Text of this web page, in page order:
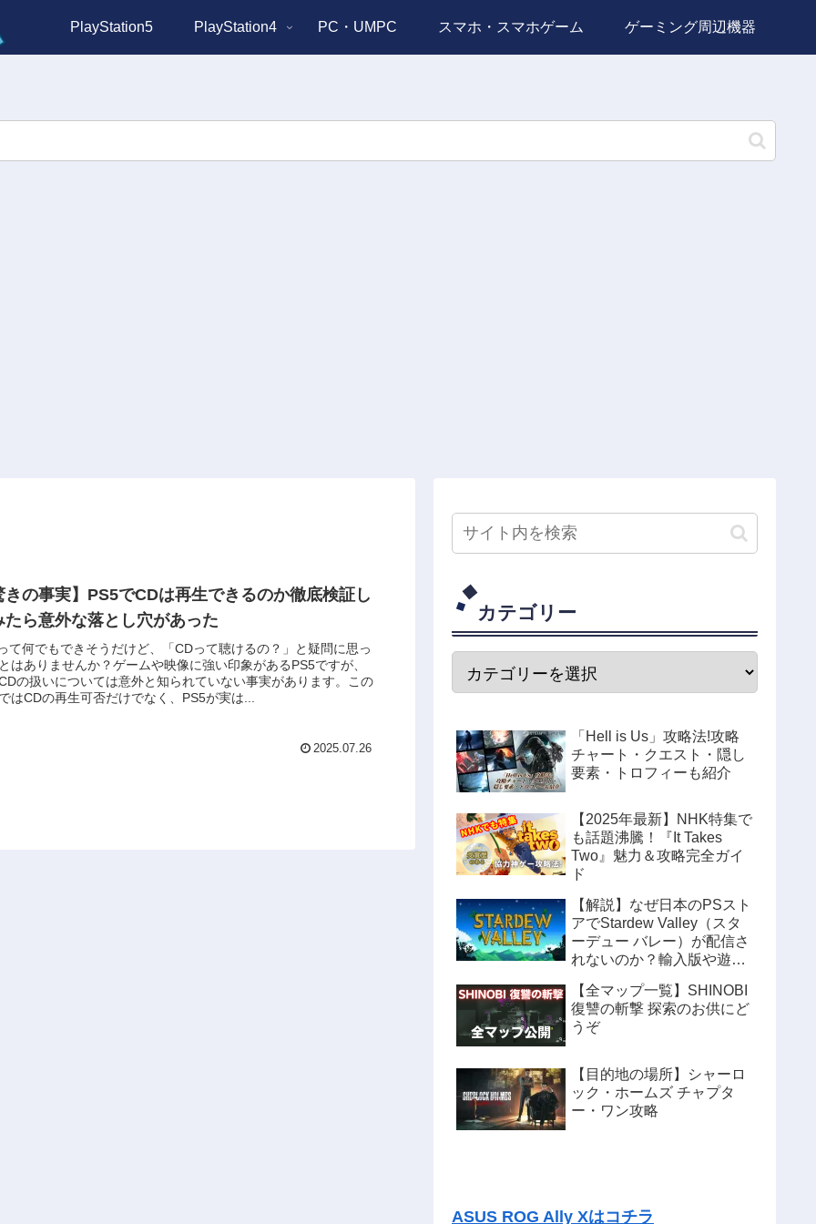
PlayStation5 PlayStation4 PC・UMPC スマホ・スマホゲーム ゲーミング周辺機器
きの事実】PS5でCDは再生できるのか徹底検証し
たら意外な落とし穴があった
て何でもできそうだけど、「CDって聴けるの？」と疑問に思っ
はありませんか？ゲームや映像に強い印象があるPS5ですが、
の扱いについては意外と知られていない事実があります。この
はCDの再生可否だけでなく、PS5が実は...
2025.07.26
カテゴリー
「Hell is Us」攻略法!攻略
チャート・クエスト・隠し
要素・トロフィーも紹介
【2025年最新】NHK特集で
も話題沸騰！『It Takes
Two』魅力＆攻略完全ガイ
ド
【解説】なぜ日本のPSスト
アでStardew Valley（スタ
ーデュー バレー）が配信さ
れないのか？輸入版や遊ぶ
【全マップ一覧】SHINOBI
復讐の斬撃 探索のお供にど
うぞ
【目的地の場所】シャーロ
ック・ホームズ チャプタ
ー・ワン攻略
ASUS ROG Ally Xはコチラ